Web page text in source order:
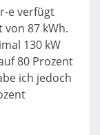
e verfügt
87 kWh.
130 kW
80 Prozent
ich jedoch